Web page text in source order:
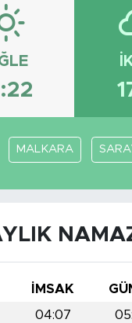
MALKARA
İMSAK
04:07